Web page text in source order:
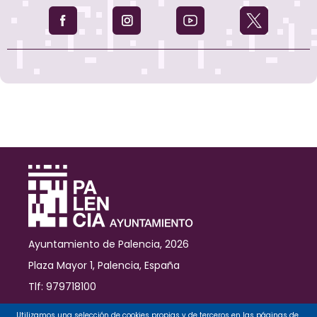
Ayuntamiento de Palencia, 2026
Plaza Mayor 1, Palencia, España
Tlf: 979718100